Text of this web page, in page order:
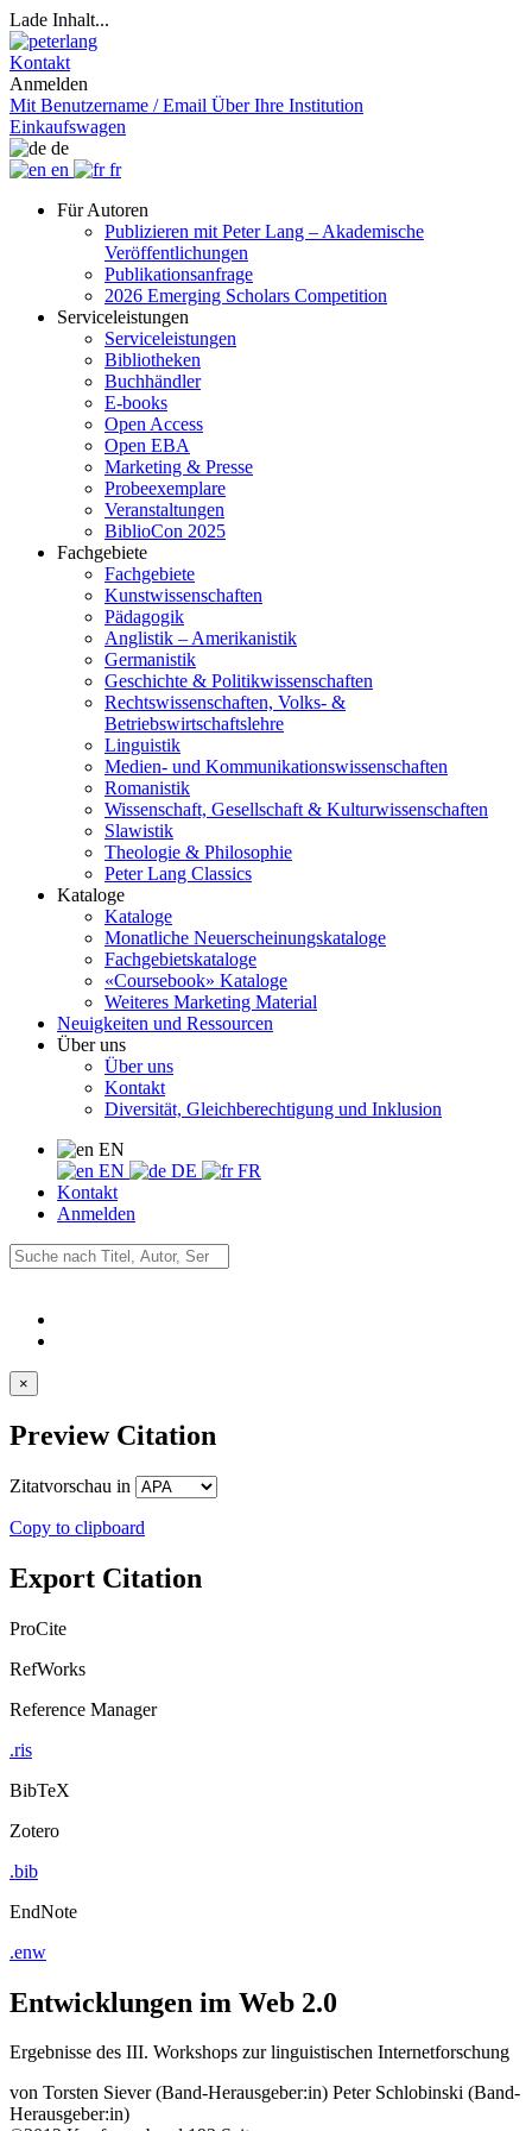
Lade Inhalt...
Kontakt
Anmelden
Mit Benutzername / Email Über Ihre Institution
Einkaufswagen
de
en
fr
Für Autoren
Publizieren mit Peter Lang – Akademische
Veröffentlichungen
Publikationsanfrage
2026 Emerging Scholars Competition
Serviceleistungen
Serviceleistungen
Bibliotheken
Buchhändler
E-books
Open Access
Open EBA
Marketing & Presse
Probeexemplare
Veranstaltungen
BiblioCon 2025
Fachgebiete
Fachgebiete
Kunstwissenschaften
Pädagogik
Anglistik – Amerikanistik
Germanistik
Geschichte & Politikwissenschaften
Rechtswissenschaften, Volks- &
Betriebswirtschaftslehre
Linguistik
Medien- und Kommunikationswissenschaften
Romanistik
Wissenschaft, Gesellschaft & Kulturwissenschaften
Slawistik
Theologie & Philosophie
Peter Lang Classics
Kataloge
Kataloge
Monatliche Neuerscheinungskataloge
Fachgebietskataloge
«Coursebook» Kataloge
Weiteres Marketing Material
Neuigkeiten und Ressourcen
Über uns
Über uns
Kontakt
Diversität, Gleichberechtigung und Inklusion
EN
EN
DE
FR
Kontakt
Anmelden
×
Preview Citation
Zitatvorschau in
Copy to clipboard
Export Citation
ProCite
RefWorks
Reference Manager
.ris
BibTeX
Zotero
.bib
EndNote
.enw
Entwicklungen im Web 2.0
Ergebnisse des III. Workshops zur linguistischen Internetforschung
von Torsten Siever (Band-Herausgeber:in) Peter Schlobinski (Band-
Herausgeber:in)